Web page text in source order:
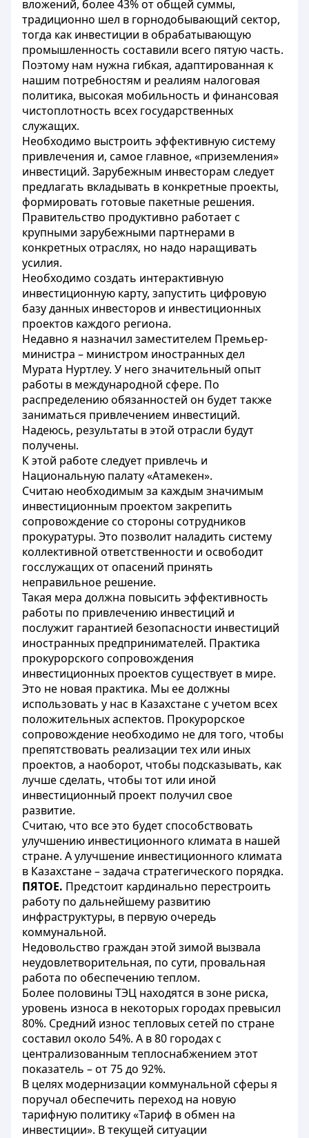
вложений, более 43% от общей суммы,
традиционно шел в горнодобывающий сектор,
тогда как инвестиции в обрабатывающую
промышленность составили всего пятую часть.
Поэтому нам нужна гибкая, адаптированная к
нашим потребностям и реалиям налоговая
политика, высокая мобильность и финансовая
чистоплотность всех государственных
служащих.
Необходимо выстроить эффективную систему
привлечения и, самое главное, «приземления»
инвестиций. Зарубежным инвесторам следует
предлагать вкладывать в конкретные проекты,
формировать готовые пакетные решения.
Правительство продуктивно работает с
крупными зарубежными партнерами в
конкретных отраслях, но надо наращивать
усилия.
Необходимо создать интерактивную
инвестиционную карту, запустить цифровую
базу данных инвесторов и инвестиционных
проектов каждого региона.
Недавно я назначил заместителем Премьер-
министра – министром иностранных дел
Мурата Нуртлеу. У него значительный опыт
работы в международной сфере. По
распределению обязанностей он будет также
заниматься привлечением инвестиций.
Надеюсь, результаты в этой отрасли будут
получены.
К этой работе следует привлечь и
Национальную палату «Атамекен».
Считаю необходимым за каждым значимым
инвестиционным проектом закрепить
сопровождение со стороны сотрудников
прокуратуры. Это позволит наладить систему
коллективной ответственности и освободит
госслужащих от опасений принять
неправильное решение.
Такая мера должна повысить эффективность
работы по привлечению инвестиций и
послужит гарантией безопасности инвестиций
иностранных предпринимателей. Практика
прокурорского сопровождения
инвестиционных проектов существует в мире.
Это не новая практика. Мы ее должны
использовать у нас в Казахстане с учетом всех
положительных аспектов. Прокурорское
сопровождение необходимо не для того, чтобы
препятствовать реализации тех или иных
проектов, а наоборот, чтобы подсказывать, как
лучше сделать, чтобы тот или иной
инвестиционный проект получил свое
развитие.
Считаю, что все это будет способствовать
улучшению инвестиционного климата в нашей
стране. А улучшение инвестиционного климата
в Казахстане – задача стратегического порядка.
ПЯТОЕ. Предстоит кардинально перестроить
работу по дальнейшему развитию
инфраструктуры, в первую очередь
коммунальной.
Недовольство граждан этой зимой вызвала
неудовлетворительная, по сути, провальная
работа по обеспечению теплом.
Более половины ТЭЦ находятся в зоне риска,
уровень износа в некоторых городах превысил
80%. Средний износ тепловых сетей по стране
составил около 54%. А в 80 городах с
централизованным теплоснабжением этот
показатель – от 75 до 92%.
В целях модернизации коммунальной сферы я
поручал обеспечить переход на новую
тарифную политику «Тариф в обмен на
инвестиции». В текущей ситуации